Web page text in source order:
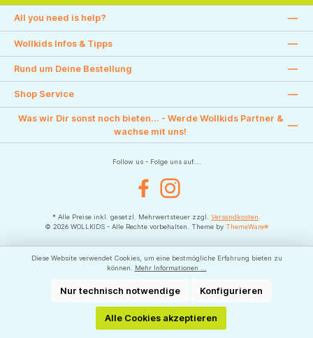
All you need is help?
Wollkids Infos & Tipps
Rund um Deine Bestellung
Shop Service
Was wir Dir sonst noch bieten... - Werde Wollkids Partner &
wachse mit uns!
Follow us - Folge uns auf....
FacebookInstagram
* Alle Preise inkl. gesetzl. Mehrwertsteuer zzgl. Versandkosten
© 2026 WOLLKIDS - Alle Rechte vorbehalten. Theme by ThemeWare®
Diese Website verwendet Cookies, um eine bestmögliche Erfahrung bieten zu
können.
Mehr Informationen ...
Nur technisch notwendige Konfigurieren
Alle Cookies akzeptieren